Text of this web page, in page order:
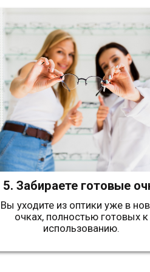
из оптики уже в новых
готовых к